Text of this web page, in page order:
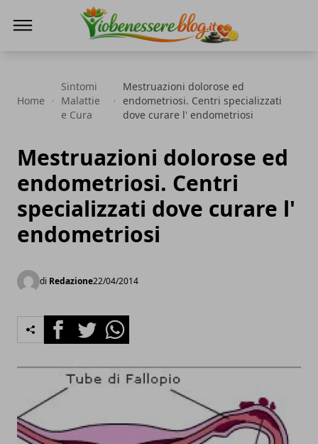
Home
Sintomi
Malattie
e Cura
Mestruazioni dolorose ed
endometriosi. Centri specializzati
dove curare l' endometriosi
Mestruazioni dolorose ed
endometriosi. Centri
specializzati dove curare l'
endometriosi
di Redazione22/04/2014
FacebookTwitterWhatsapp